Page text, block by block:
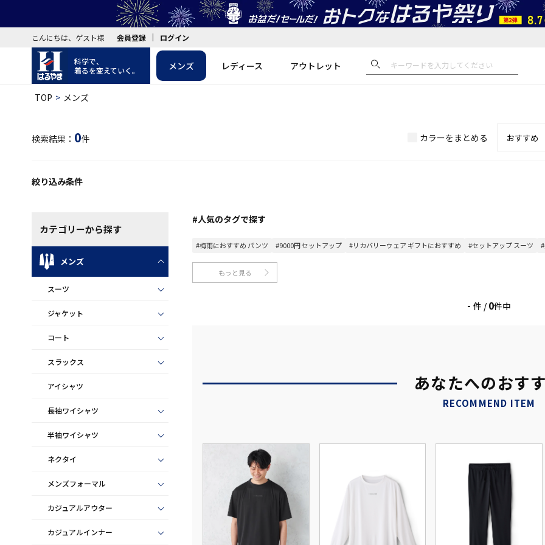
こんにちは、ゲスト様 会員登録 ログイン
科学で、
着るを変えていく。
メンズ レディース アウトレット
TOP メンズ
検索結果： 0件 カラーをまとめる
絞り込み条件
カテゴリーから探す
メンズ
スーツ
ジャケット
コート
スラックス
アイシャツ
長袖ワイシャツ
半袖ワイシャツ
ネクタイ
メンズフォーマル
カジュアルアウター
カジュアルインナー
#人気のタグで探す
#梅雨におすすめ パンツ #9000円 セットアップ #リカバリーウェア ギフトにおすすめ #セットアップ スーツ
もっと見る
- 件 / 0件中
あなたへのおす
RECOMMEND ITEM